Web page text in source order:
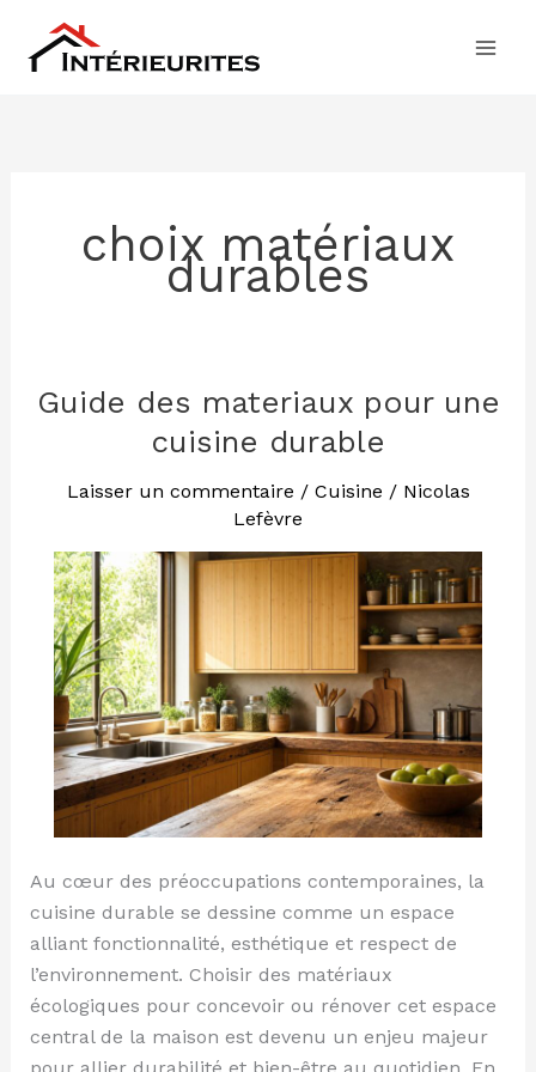
contenu
choix matériaux
durables
Guide des materiaux pour une
cuisine durable
Laisser un commentaire / Cuisine / Nicolas
Lefèvre
Au cœur des préoccupations contemporaines, la
cuisine durable se dessine comme un espace
alliant fonctionnalité, esthétique et respect de
l’environnement. Choisir des matériaux
écologiques pour concevoir ou rénover cet espace
central de la maison est devenu un enjeu majeur
Guide
pour
cuisine
durable